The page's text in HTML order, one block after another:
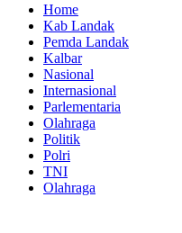
Home
Kab Landak
Pemda Landak
Kalbar
Nasional
Internasional
Parlementaria
Olahraga
Politik
Polri
TNI
Olahraga